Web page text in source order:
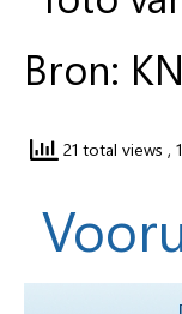
Bron:
21 total views ,